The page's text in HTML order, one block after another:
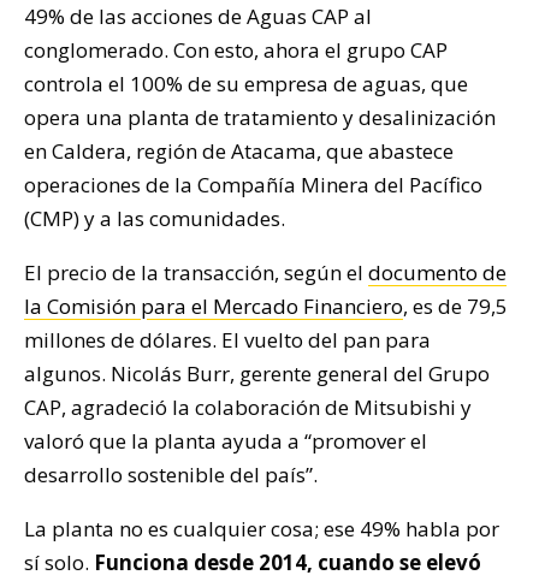
49% de las acciones de Aguas CAP al
conglomerado. Con esto, ahora el grupo CAP
controla el 100% de su empresa de aguas, que
opera una planta de tratamiento y desalinización
en Caldera, región de Atacama, que abastece
operaciones de la Compañía Minera del Pacífico
(CMP) y a las comunidades.
El precio de la transacción, según el documento de
la Comisión para el Mercado Financiero, es de 79,5
millones de dólares. El vuelto del pan para
algunos. Nicolás Burr, gerente general del Grupo
CAP, agradeció la colaboración de Mitsubishi y
valoró que la planta ayuda a “promover el
desarrollo sostenible del país”.
La planta no es cualquier cosa; ese 49% habla por
sí solo. Funciona desde 2014, cuando se elevó